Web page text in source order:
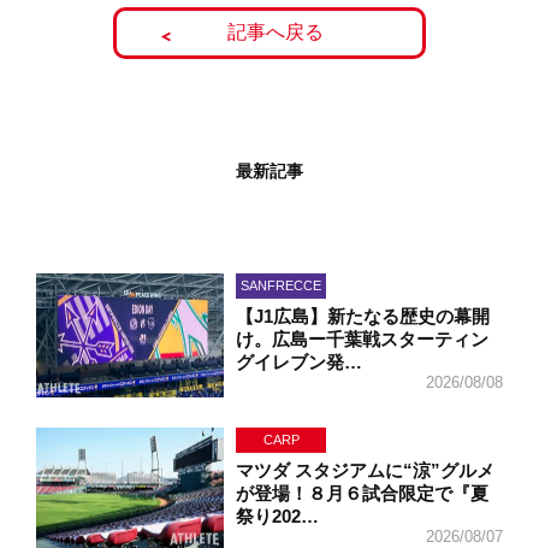
記事へ戻る
最新記事
SANFRECCE
【J1広島】新たなる歴史の幕開
け。広島ー千葉戦スターティン
グイレブン発…
2026/08/08
CARP
マツダ スタジアムに“涼”グルメ
が登場！８月６試合限定で『夏
祭り202…
2026/08/07